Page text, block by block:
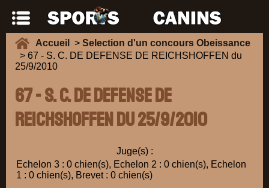
Accueil > Selection d'un concours Obeissance
> 67 - S. C. DE DEFENSE DE REICHSHOFFEN du
25/9/2010
67 - S. C. DE DEFENSE DE
REICHSHOFFEN du 25/9/2010
Juge(s) :
Echelon 3 : 0 chien(s), Echelon 2 : 0 chien(s), Echelon
1 : 0 chien(s), Brevet : 0 chien(s)